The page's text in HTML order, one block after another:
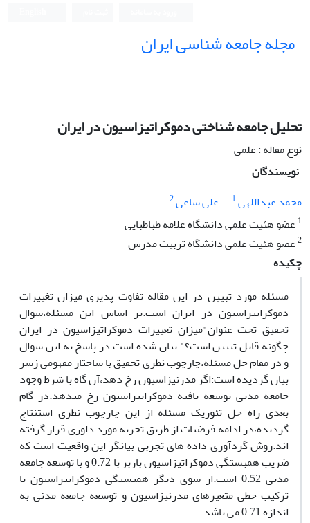
مجله جامعه شناسی ایران
تحلیل جامعه شناختی دموکراتیزاسیون در ایران
نوع مقاله : علمی
نویسندگان
محمد عبداللهی1 علی ساعی2
1 عضو هئیت علمی دانشگاه علامه طباطبایی
2عضو هئیت علمی دانشگاه تربیت مدرس
چکیده
مسئله مورد تبیین در این مقاله تفاوت پذیری میزان تغییرات
دموکراتیزاسیون در ایران است.بر اساس این مسئله،سوال
تحقیق تحت عنوان"میزان تغییرات دموکراتیزاسیون در ایران
چگونه قابل تبیین است؟" بیان شده است.در پاسخ به این سوال
و در مقام حل مسئله،چارچوب نظری تحقیق با ساختار مفهومی زسر
بیان گردیده است:اگر مدرنیزاسیون رخ دهد،آن گاه با شرط وجود
جامعه مدنی توسعه یافته دموکراتیزاسیون رخ میدهد.در گام
بعدی راه حل تئوریک مسئله از این چارچوب نظری استنتاج
گردیده،در ادامه فرضیات از طریق تجربه مورد داوری قرار گرفته
اند.روش گردآوری داده های تجربی بیانگر این واقعیت است که
ضریب همبستگی دموکراتیزاسیون باربر با 0.72 و با توسعه جامعه
مدنی 0.52 است.از سوی دیگر همبستگی دموکراتیزاسیون با
ترکیب خطی متغیرهای مدرنیزاسیون و توسعه جامعه مدنی به
اندازه 0.71 می باشد.